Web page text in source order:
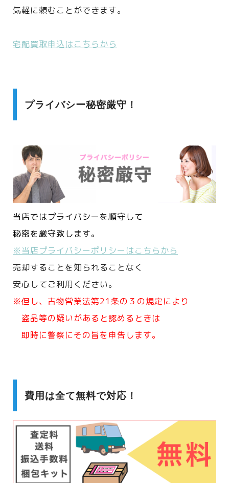
気軽に頼むことができます。
宅配買取申込はこちらから
プライバシー秘密厳守！
当店ではプライバシーを順守して
秘密を厳守致します。
※当店プライバシーポリシーはこちらから
売却することを知られることなく
安心してご利用ください。
※但し、古物営業法第21条の３の規定により
盗品等の疑いがあると認めるときは
即時に警察にその旨を申告します。
費用は全て無料で対応！